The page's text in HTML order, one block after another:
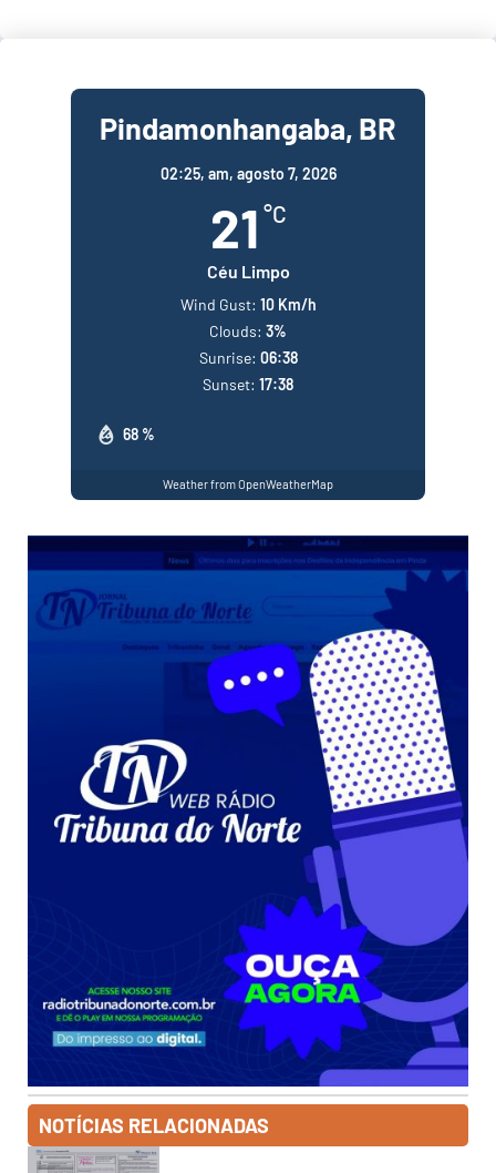
Pindamonhangaba, BR
02:25, am, agosto 7, 2026
21 °C
Céu Limpo
68 %
Wind Gust: 10 Km/h
Clouds: 3%
Sunrise: 06:38
Sunset: 17:38
Weather from OpenWeatherMap
NOTÍCIAS RELACIONADAS